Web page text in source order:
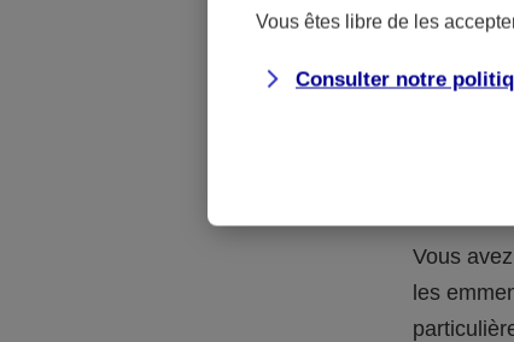
Vous
les
Vous êtes libre de les
Consulter notre